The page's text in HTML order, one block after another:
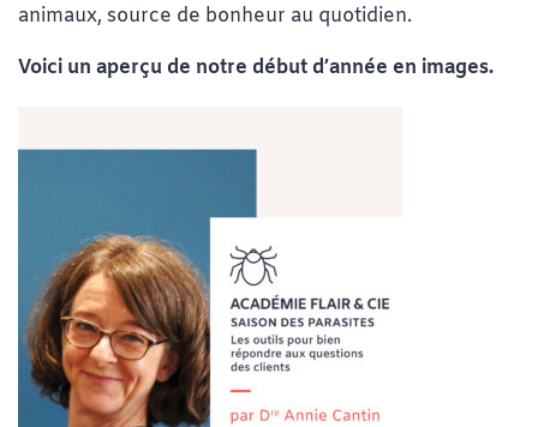
animaux, source de bonheur au quotidien.​
Voici un aperçu de notre début d’année en images.